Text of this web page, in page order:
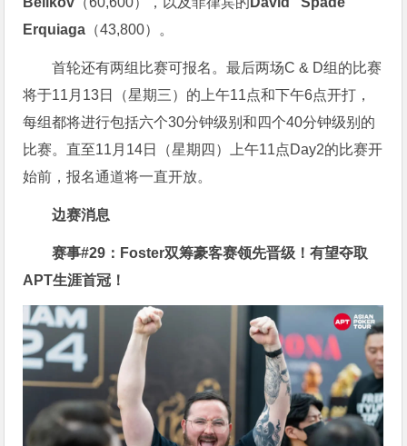
Erquiaga （43,800）。
首轮还有两组比赛可报名。最后两场C & D组的比赛
将于11月13日（星期三）的上午11点和下午6点开打，
每组都将进行包括六个30分钟级别和四个40分钟级别的
比赛。直至11月14日（星期四）上午11点Day2的比赛开
始前，报名通道将一直开放。
边赛消息
赛事#29：Foster双筹豪客赛领先晋级！有望夺取
APT生涯首冠！